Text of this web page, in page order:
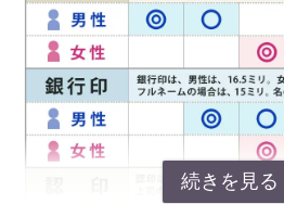
す。 通常、印鑑は決して水洗いしては
れは柘や水牛などの印鑑は水で洗うと
からです。 チタンの印鑑であればその
長く使う上では大きなメリットです。
ることがなく、水害にあった場合でも
続けることができます。
◆ チタンの印鑑の保管方法